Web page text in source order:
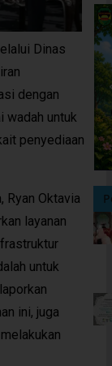
Dinas
dengan
wadah untuk
penyediaan
Ryan Oktavia
layanan
untuk
ini, juga